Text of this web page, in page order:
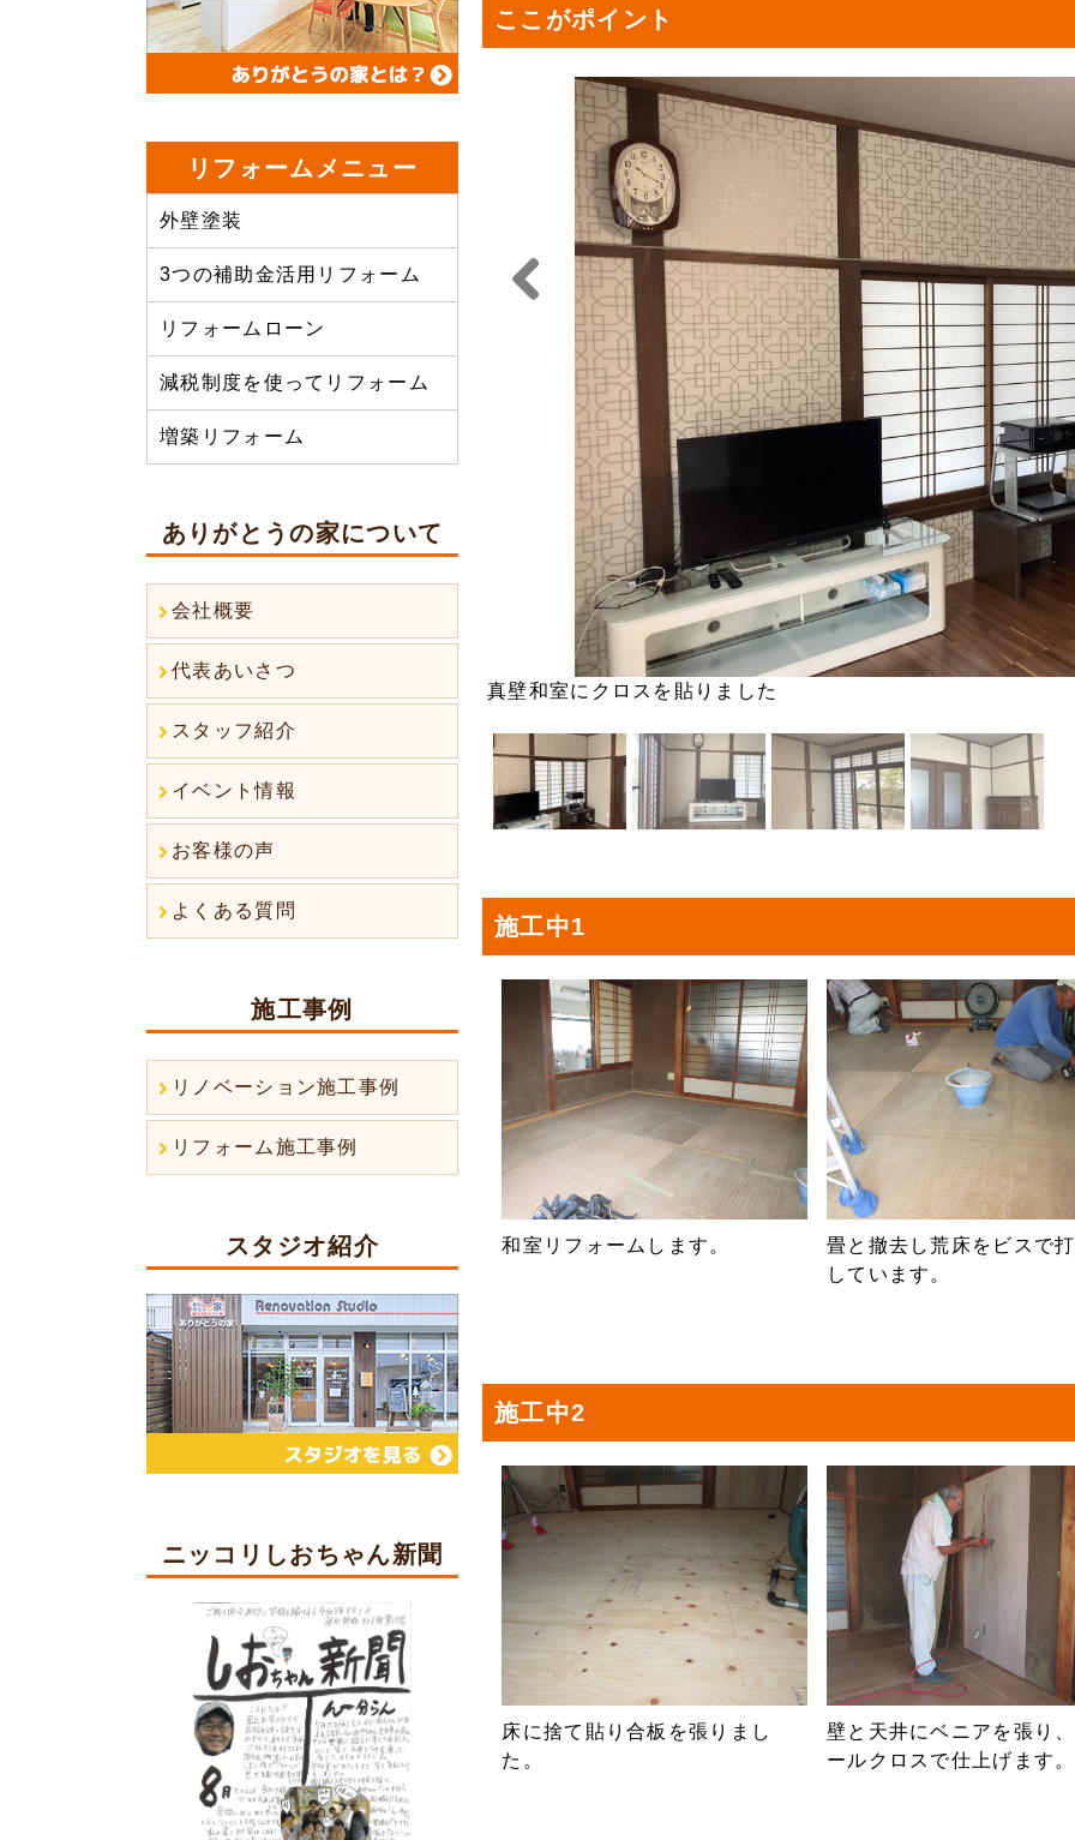
ここがポイント
真壁和室にクロスを貼りました
施工中1
和室リフォームします。
畳と撤去し荒床をビスで
しています。
施工中2
床に捨て貼り合板を張りまし
た。
壁と天井にベニアを張り
ールクロスで仕上げます。
リフォームメニュー
外壁塗装
3つの補助金活用リフォーム
リフォームローン
減税制度を使ってリフォーム
増築リフォーム
ありがとうの家について
会社概要
代表あいさつ
スタッフ紹介
イベント情報
お客様の声
よくある質問
施工事例
リノベーション施工事例
リフォーム施工事例
スタジオ紹介
ニッコリしおちゃん新聞